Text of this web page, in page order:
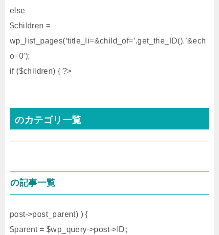
else
$children =
wp_list_pages(‘title_li=&child_of=’.get_the_ID().’&ech
o=0′);
if ($children) { ?>
のカテゴリ一覧
の記事一覧
post->post_parent) ) {
$parent = $wp_query->post->ID;